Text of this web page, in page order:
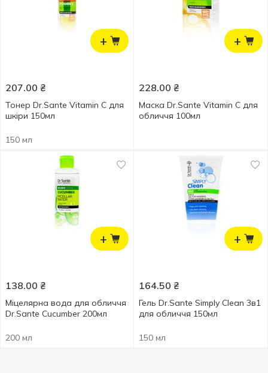
+
207.00 ₴
Тонер Dr.Sante Vitamin C для
шкіри 150мл
150 мл
+
228.00 ₴
Маска Dr.Sante Vitamin C для
обличчя 100мл
+
138.00 ₴
Міцелярна вода для обличчя
Dr.Sante Cucumber 200мл
200 мл
+
164.50 ₴
Гель Dr.Sante Simply Clean 3в1
для обличчя 150мл
150 мл